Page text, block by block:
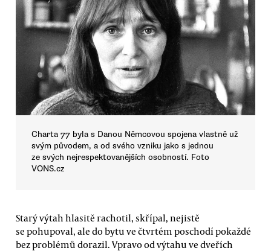
Charta 77 byla s Danou Němcovou spojena vlastně už
svým původem, a od svého vzniku jako s jednou
ze svých nejrespektovanějších osobností. Foto
VONS.cz
Starý výtah hlasitě rachotil, skřípal, nejistě
se pohupoval, ale do bytu ve čtvrtém poschodí pokaždé
bez problémů dorazil. Vpravo od výtahu ve dveřích